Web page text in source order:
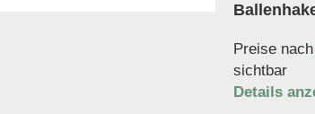
Preise nach
sichtbar
Details